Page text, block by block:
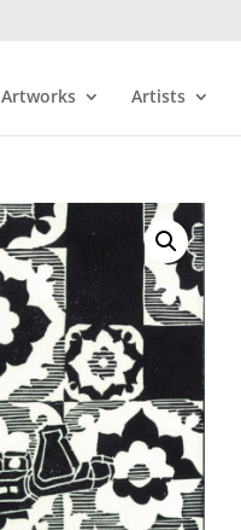
Artworks Artists